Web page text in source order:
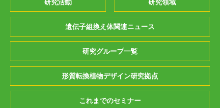
研究活動 研究領域
遺伝子組換え体関連ニュース
研究グループ一覧
形質転換植物デザイン研究拠点
これまでのセミナー